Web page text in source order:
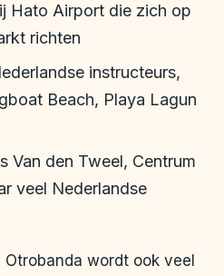
Hato Airport die zich op
richten
instructeurs,
Beach, Playa Lagun
Van den Tweel, Centrum
veel Nederlandse
Otrobanda wordt ook veel